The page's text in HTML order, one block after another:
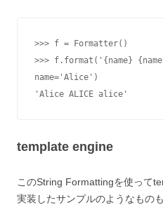
>>> f = Formatter()
>>> f.format('{name}
name='Alice')
'Alice ALICE alice'
template engine
このString Formattingを使って
実装したサンプルのようなもの